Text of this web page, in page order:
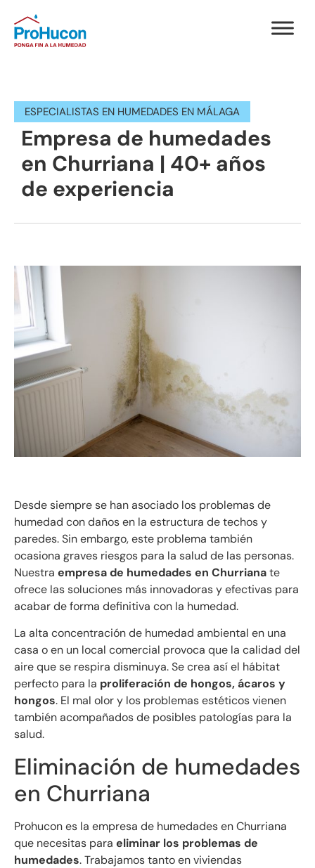
ESPECIALISTAS EN HUMEDADES EN MÁLAGA
Empresa de humedades
en Churriana | 40+ años
de experiencia
Desde siempre se han asociado los problemas de
humedad con daños en la estructura de techos y
paredes. Sin embargo, este problema también
ocasiona graves riesgos para la salud de las personas.
Nuestra empresa de humedades en Churrianate
ofrece las soluciones más innovadoras y efectivas para
acabar de forma definitiva con la humedad.
La alta concentración de humedad ambiental en una
casa o en un local comercial provoca que la calidad del
aire que se respira disminuya. Se crea así el hábitat
perfecto para la proliferación de hongos, ácaros y
hongos. El mal olor y los problemas estéticos vienen
también acompañados de posibles patologías para la
salud.
Eliminación de humedades
en Churriana
Prohucon es la empresa de humedades en Churriana
que necesitas para eliminar los problemas de
humedades. Trabajamos tanto en viviendas